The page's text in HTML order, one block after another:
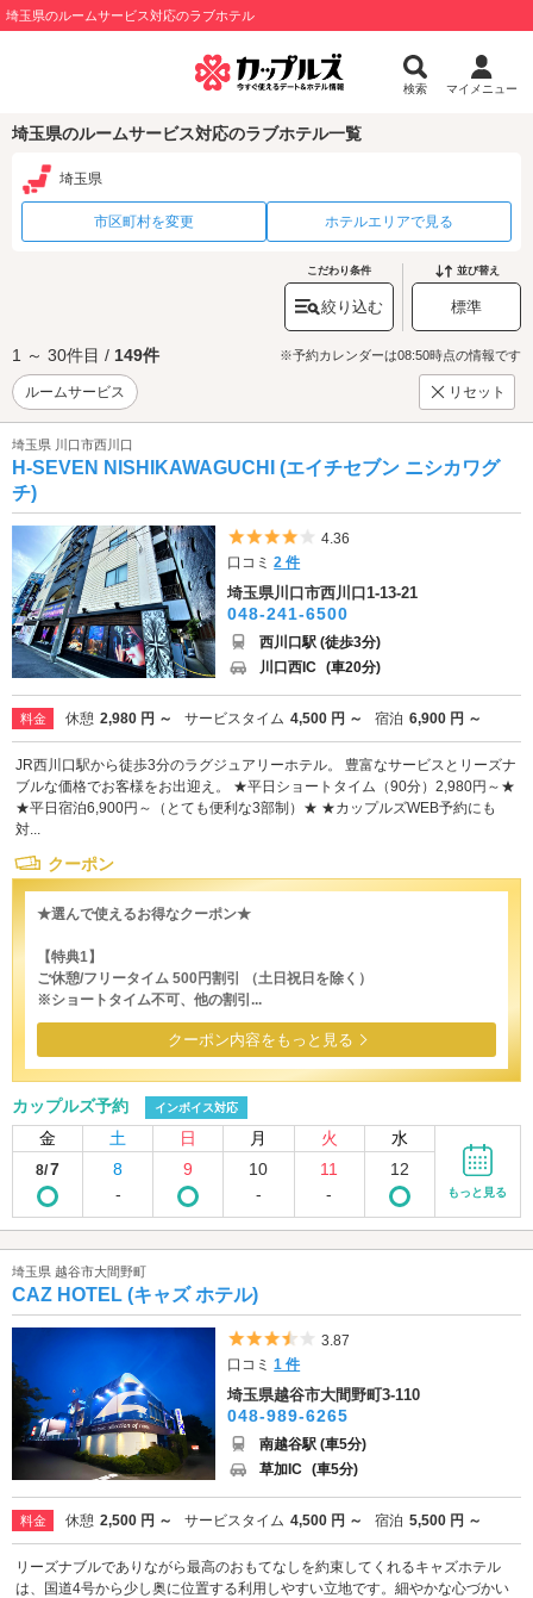
埼玉県のルームサービス対応のラブホテル
検索 マイメニュー
埼玉県のルームサービス対応のラブホテル一覧
埼玉県
市区町村を変更 ホテルエリアで見る
こだわり条件
絞り込む
並び替え
標準
1 ～ 30件目 / 149件 ※予約カレンダーは08:50時点の情報です
ルームサービス リセット
埼玉県 川口市西川口
H-SEVEN NISHIKAWAGUCHI (エイチセブン ニシカワグ
チ)
5つ星のうち4
4.36
口コミ2 件
埼玉県川口市西川口1-13-21
048-241-6500
西川口駅 (徒歩3分)
川口西IC (車20分)
料金 休憩 2,980 円 ～ サービスタイム 4,500 円 ～ 宿泊 6,900 円 ～
JR西川口駅から徒歩3分のラグジュアリーホテル。 豊富なサービスとリーズナ
ブルな価格でお客様をお出迎え。 ★平日ショートタイム（90分）2,980円～★
★平日宿泊6,900円～（とても便利な3部制）★ ★カップルズWEB予約にも
対...
クーポン
★選んで使えるお得なクーポン★
【特典1】
ご休憩/フリータイム 500円割引 （土日祝日を除く）
※ショートタイム不可、他の割引...
クーポン内容をもっと見る
カップルズ予約 インボイス対応
金 土 日 月 火 水
8/7
8
-
9
10
-
11
-
12
もっと見る
埼玉県 越谷市大間野町
CAZ HOTEL (キャズ ホテル)
5つ星のうち3.5
3.87
口コミ1 件
埼玉県越谷市大間野町3-110
048-989-6265
南越谷駅 (車5分)
草加IC (車5分)
料金 休憩 2,500 円 ～ サービスタイム 4,500 円 ～ 宿泊 5,500 円 ～
リーズナブルでありながら最高のおもてなしを約束してくれるキャズホテル
は、国道4号から少し奥に位置する利用しやすい立地です。細やかな心づかい